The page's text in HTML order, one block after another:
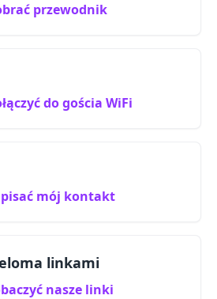
przewodnik
do gościa WiFi
mój kontakt
linkami
nasze linki